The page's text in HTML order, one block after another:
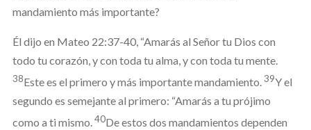
mandamiento más importante?
Él dijo en Mateo 22:37-40, “Amarás al Señor tu Dios con
todo tu corazón, y con toda tu alma, y con toda tu mente.
38Este es el primero y más importante mandamiento.39Y el
segundo es semejante al primero: “Amarás a tu prójimo
como a ti mismo.40De estos dos mandamientos dependen